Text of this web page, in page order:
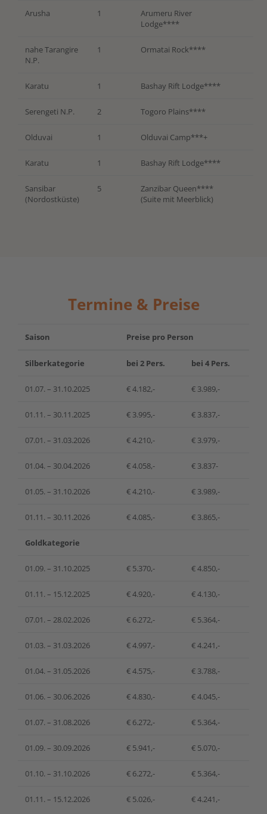
Arusha 1
Arumeru River
Lodge****
nahe Tarangire
N.P.
1 Ormatai Rock****
Karatu 1 Bashay Rift Lodge****
Serengeti N.P. 2 Togoro Plains****
Olduvai 1 Olduvai Camp***+
Karatu 1 Bashay Rift Lodge****
Sansibar
(Nordostküste)
5
Zanzibar Queen****
(Suite mit Meerblick)
Termine & Preise
Saison Preise pro Person
Silberkategorie bei 2 Pers. bei 4 Pers.
01.07. – 31.10.2025 € 4.182,- € 3.989,-
01.11. – 30.11.2025 € 3.995,- € 3.837,-
07.01. – 31.03.2026 € 4.210,- € 3.979,-
01.04. – 30.04.2026 € 4.058,- € 3.837-
01.05. – 31.10.2026 € 4.210,- € 3.989,-
01.11. – 30.11.2026 € 4.085,- € 3.865,-
Goldkategorie
01.09. – 31.10.2025 € 5.370,- € 4.850,-
01.11. – 15.12.2025 € 4.920,- € 4.130,-
07.01. – 28.02.2026 € 6.272,- € 5.364,-
01.03. – 31.03.2026 € 4.997,- € 4.241,-
01.04. – 31.05.2026 € 4.575,- € 3.788,-
01.06. – 30.06.2026 € 4.830,- € 4.045,-
01.07. – 31.08.2026 € 6.272,- € 5.364,-
01.09. – 30.09.2026 € 5.941,- € 5.070,-
01.10. – 31.10.2026 € 6.272,- € 5.364,-
01.11. – 15.12.2026 € 5.026,- € 4.241,-